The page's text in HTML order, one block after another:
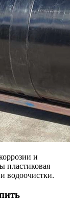
и
пластиковая
водоочистки.